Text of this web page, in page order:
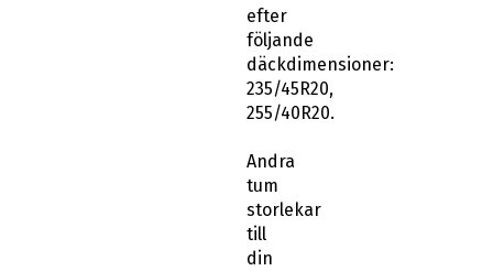
efter
följande
däckdimensioner:
235/45R20,
255/40R20.
Andra
tum
storlekar
till
din